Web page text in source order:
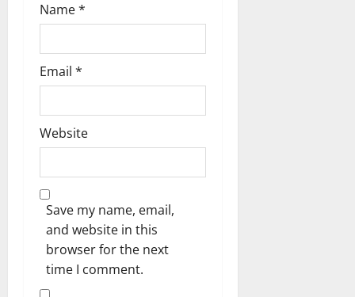
Name*
Email *
Website
Save my name, email,
and website in this
browser for the next
time I comment.